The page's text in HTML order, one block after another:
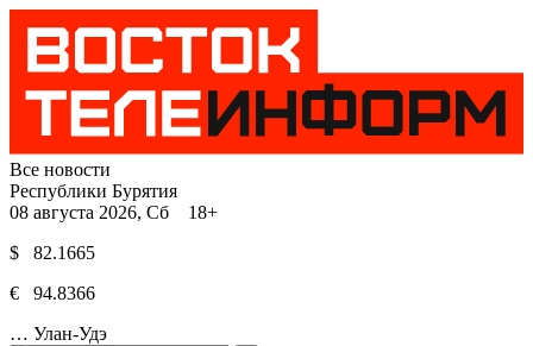
Все новости
Республики Бурятия
08 августа 2026, Сб 18+
$ 82.1665
€ 94.8366
… Улан-Удэ